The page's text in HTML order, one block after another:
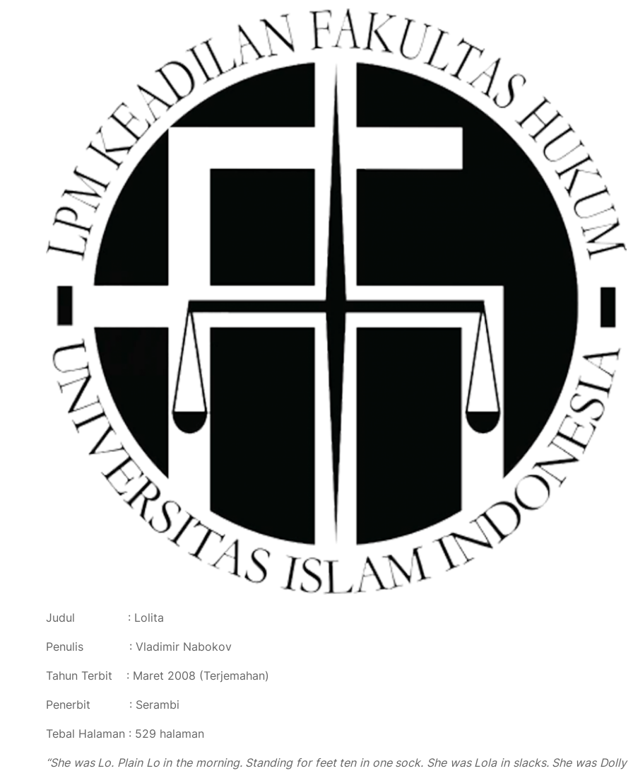
Judul : Lolita
Penulis : Vladimir Nabokov
Tahun Terbit : Maret 2008 (Terjemahan)
Penerbit : Serambi
Tebal Halaman : 529 halaman
“She was Lo. Plain Lo in the morning. Standing for feet ten in one sock. She was Lola in slacks. She was Dolly